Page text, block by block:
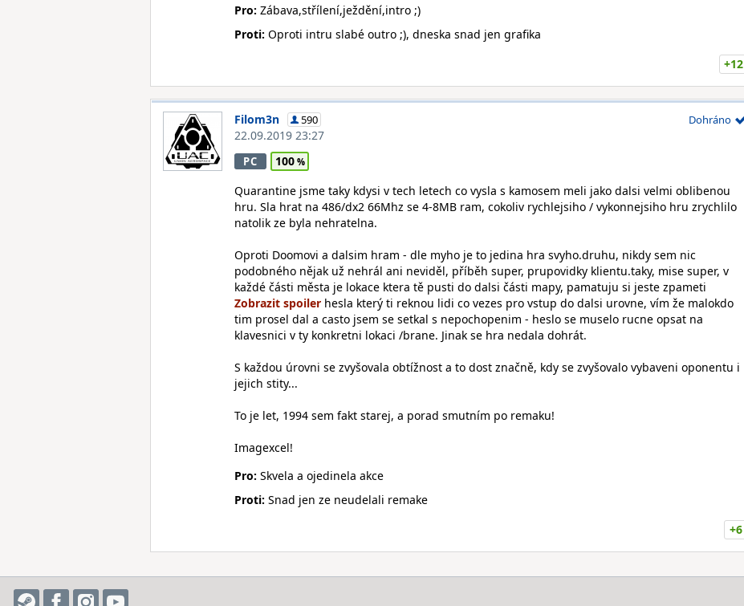
Pro: Zábava,střílení,ježdění,intro ;)
Proti: Oproti intru slabé outro ;), dneska snad jen grafika
+12
Filom3n 590
22.09.2019 23:27
Dohráno
PC
100
Quarantine jsme taky kdysi v tech letech co vysla s kamosem meli jako dalsi velmi oblibenou
hru. Sla hrat na 486/dx2 66Mhz se 4-8MB ram, cokoliv rychlejsiho / vykonnejsiho hru zrychlilo
natolik ze byla nehratelna.
Oproti Doomovi a dalsim hram - dle myho je to jedina hra svyho.druhu, nikdy sem nic
podobného nějak už nehrál ani neviděl, příběh super, prupovidky klientu.taky, mise super, v
každé části města je lokace ktera tě pusti do dalsi části mapy, pamatuju si jeste zpameti
hesla který ti reknou lidi co vezes pro vstup do dalsi urovne, vím že malokdo
tim prosel dal a casto jsem se setkal s nepochopenim - heslo se muselo rucne opsat na
klavesnici v ty konkretni lokaci /brane. Jinak se hra nedala dohrát.
S každou úrovni se zvyšovala obtížnost a to dost značně, kdy se zvyšovalo vybaveni oponentu i
jejich stity...
To je let, 1994 sem fakt starej, a porad smutním po remaku!
Imagexcel!
Pro: Skvela a ojedinela akce
Proti: Snad jen ze neudelali remake
+6